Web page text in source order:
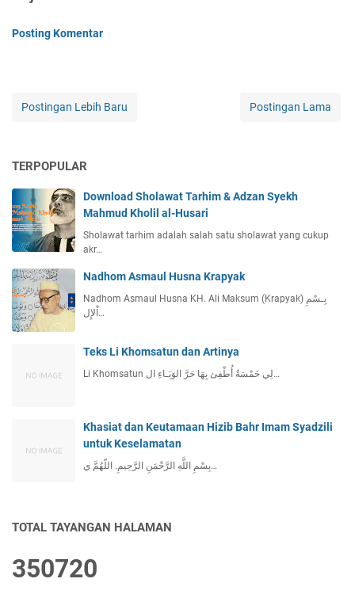
Posting Komentar
Postingan Lebih Baru Postingan Lama
TERPOPULAR
Download Sholawat Tarhim & Adzan Syekh
Mahmud Kholil al-Husari
Sholawat tarhim adalah salah satu sholawat yang cukup
akr…
Nadhom Asmaul Husna Krapyak
Nadhom Asmaul Husna KH. Ali Maksum (Krapyak) بِـسْمِ
اْلإِل…
Teks Li Khomsatun dan Artinya
Li Khomsatun لِي خَمْسَةٌ أُطْفِئ بِهَا حَرَّ الوَبَـاءِ ال…
Khasiat dan Keutamaan Hizib Bahr Imam Syadzili
untuk Keselamatan
بِسْمِ اللَّهِ الرَّحْمَنِ الرَّحِيمِ. اللّهُمَّ ي…
TOTAL TAYANGAN HALAMAN
350720